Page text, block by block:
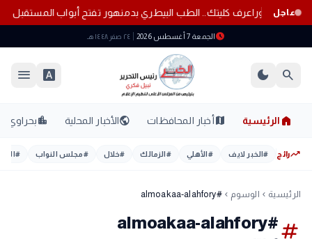
عاجل
إمام عاشوراعرف كليتك.. الطب البيطري بدمنهور تفتح أبواب المستقبل
scheduleالجمعة 7 أغسطس 2026 ٢٤ صفر ١٤٤٨ هـ
search
dark_mode
font_download
menu
home الرئيسية mapأخبار المحافظات publicالأخبار المحلية location_cityبحراوي
trending_upرائج #الخبر لايف #الأهلي #الزمالك #خلال #مجلس النواب #
الرئيسية chevron_left الوسوم chevron_left
#almoakaa-alahfory
tag
#almoakaa-alahfory